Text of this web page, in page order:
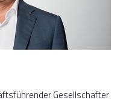
Gesellschafter